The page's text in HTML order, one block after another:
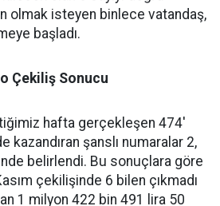
olmak isteyen binlece vatandaş,
başladı.
Çekiliş Sonucu
hafta gerçekleşen 474'
kazandıran şanslı numaralar 2,
belirlendi. Bu sonuçlara göre
çekilişinde 6 bilen çıkmadı
1 milyon 422 bin 491 lira 50